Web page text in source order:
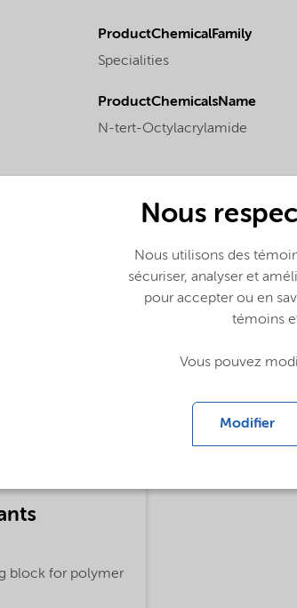
ProductChemicalFamily
Specialities
ProductChemicalsName
N-tert-Octylacrylamide
KB) | English
block for polymer
Nous
Nous utilisons des
sécuriser, analyser et
pour accepter ou en
témoins
Vous pouvez
Modifier